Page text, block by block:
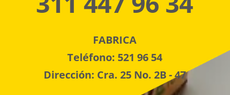
FABRICA
Teléfono: 521 96 54
Dirección: Cra. 25 No. 2B - 47